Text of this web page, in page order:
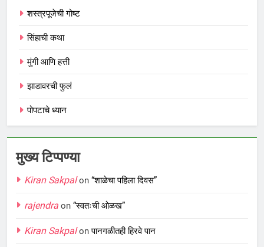
शस्त्रपूजेची गोष्ट
सिंहाची कथा
मुंगी आणि हत्ती
झाडावरची फुलं
पोपटाचे ध्यान
मुख्य टिप्पण्या
Kiran Sakpalon “शाळेचा पहिला दिवस”
rajendra on “स्वतःची ओळख”
Kiran Sakpalonपानगळीतही हिरवे पान